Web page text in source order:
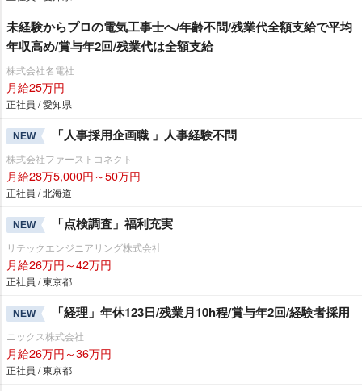
未経験からプロの電気工事士へ/年齢不問/残業代全額支給で平均
年収高め/賞与年2回/残業代は全額支給
株式会社名電社
月給25万円
正社員 / 愛知県
NEW 「人事採用企画職 」人事経験不問
株式会社ファーストコネクト
月給28万5,000円～50万円
正社員 / 北海道
NEW 「点検調査」福利充実
リテックエンジニアリング株式会社
月給26万円～42万円
正社員 / 東京都
NEW 「経理」年休123日/残業月10h程/賞与年2回/経験者採用
ニックス株式会社
月給26万円～36万円
正社員 / 東京都